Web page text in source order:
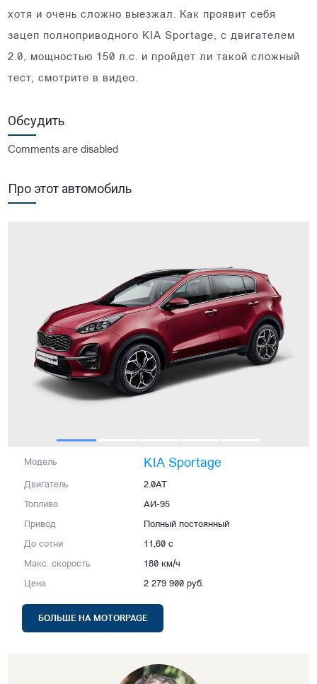
хотя и очень сложно выезжал. Как проявит себя
зацеп полноприводного KIA Sportage, с двигателем
2.0, мощностью 150 л.с. и пройдет ли такой сложный
тест, смотрите в видео.
Обсудить
Comments are disabled
Про этот автомобиль
Модель KIA Sportage
Двигатель 2.0AT
Топливо АИ-95
Привод Полный постоянный
До сотни 11,60 с
Макс. скорость 180 км/ч
Цена 2 279 900 руб.
БОЛЬШЕ НА MOTORPAGE